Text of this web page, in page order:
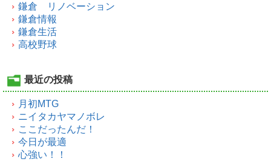
鎌倉 リノベーション
鎌倉情報
鎌倉生活
高校野球
最近の投稿
月初MTG
ニイタカヤマノボレ
ここだったんだ！
今日が最適
心強い！！